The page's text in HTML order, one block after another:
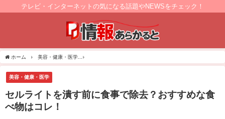
テレビ・インターネットの気になる話題やNEWSをチェック！
ホーム 美容・健康・医学
美容・健康・医学
セルライトを潰す前に食事で除去？おすすめな食
べ物はコレ！